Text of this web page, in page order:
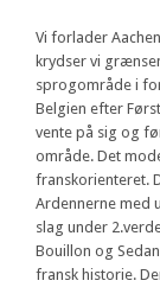
Vi forlader
krydser vi
sprogområde i
Belgien efter
vente på sig og
område. Det
franskorienteret.
Ardennerne med
slag under
Bouillon og
fransk historie.